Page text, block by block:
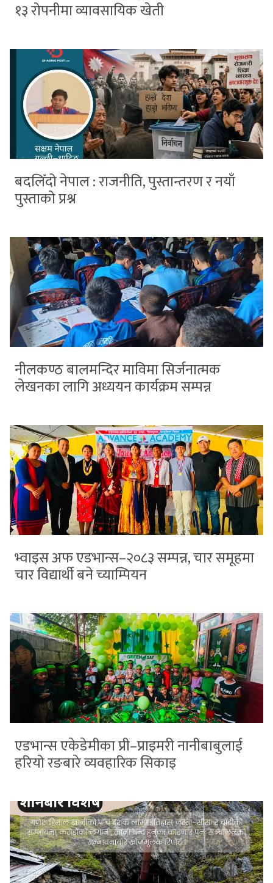
१३ रोपनीमा व्यावसायिक खेती
बदलिँदो नेपाल : राजनीति, पुस्तान्तरण र नयाँ
पुस्ताको प्रश्न
नीलकण्ठ बालमन्दिर माविमा सिर्जनात्मक
लेखनका लागि अध्ययन कार्यक्रम सम्पन्न
भ्वाइस अफ एडभान्स–२०८३ सम्पन्न, चार समूहमा
चार विद्यार्थी बने च्याम्पियन
एडभान्स एकेडेमीका प्री–प्राइमरी नानीबाबुलाई
हरियो रङबारे व्यवहारिक सिकाइ